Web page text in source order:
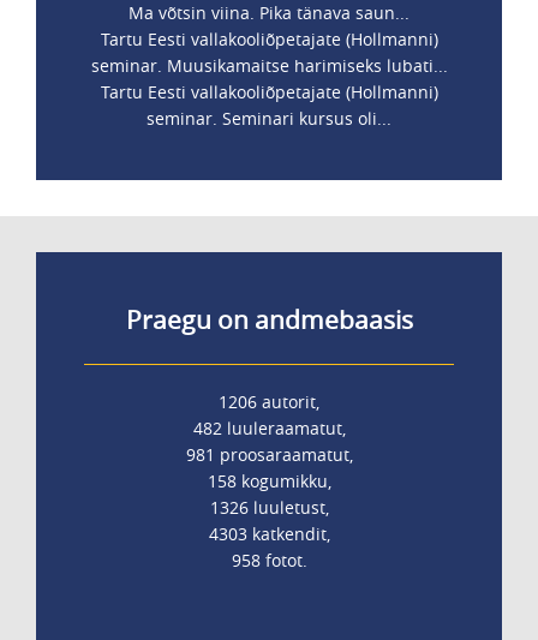
Ma võtsin viina. Pika tänava saun...
Tartu Eesti vallakooliõpetajate (Hollmanni)
seminar. Muusikamaitse harimiseks lubati...
Tartu Eesti vallakooliõpetajate (Hollmanni)
seminar. Seminari kursus oli...
Praegu on andmebaasis
1206 autorit,
482 luuleraamatut,
981 proosaraamatut,
158 kogumikku,
1326 luuletust,
4303 katkendit,
958 fotot.